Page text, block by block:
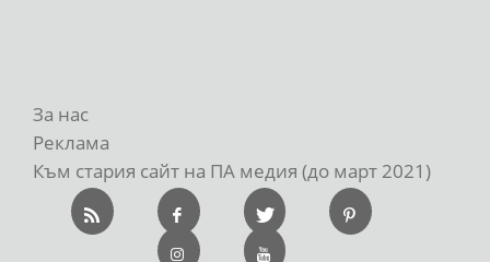
За нас
Реклама
Към стария сайт на ПА медия (до март 2021)